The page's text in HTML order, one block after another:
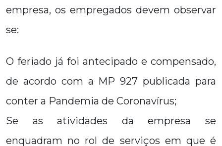
empresa, os empregados devem observar
se:
O feriado já foi antecipado e compensado,
de acordo com a MP 927 publicada para
conter a Pandemia de Coronavírus;
Se as atividades da empresa se
enquadram no rol de serviços em que é